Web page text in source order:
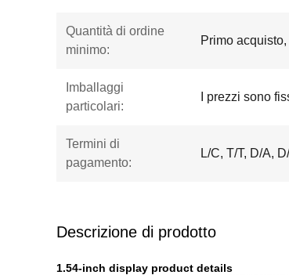
Quantità di ordine
minimo:
Primo
Imballaggi
particolari:
I prezzi sono
Termini di
pagamento:
L/C, T/T, D/A,
Descrizione di prodotto
1.54-inch display product details